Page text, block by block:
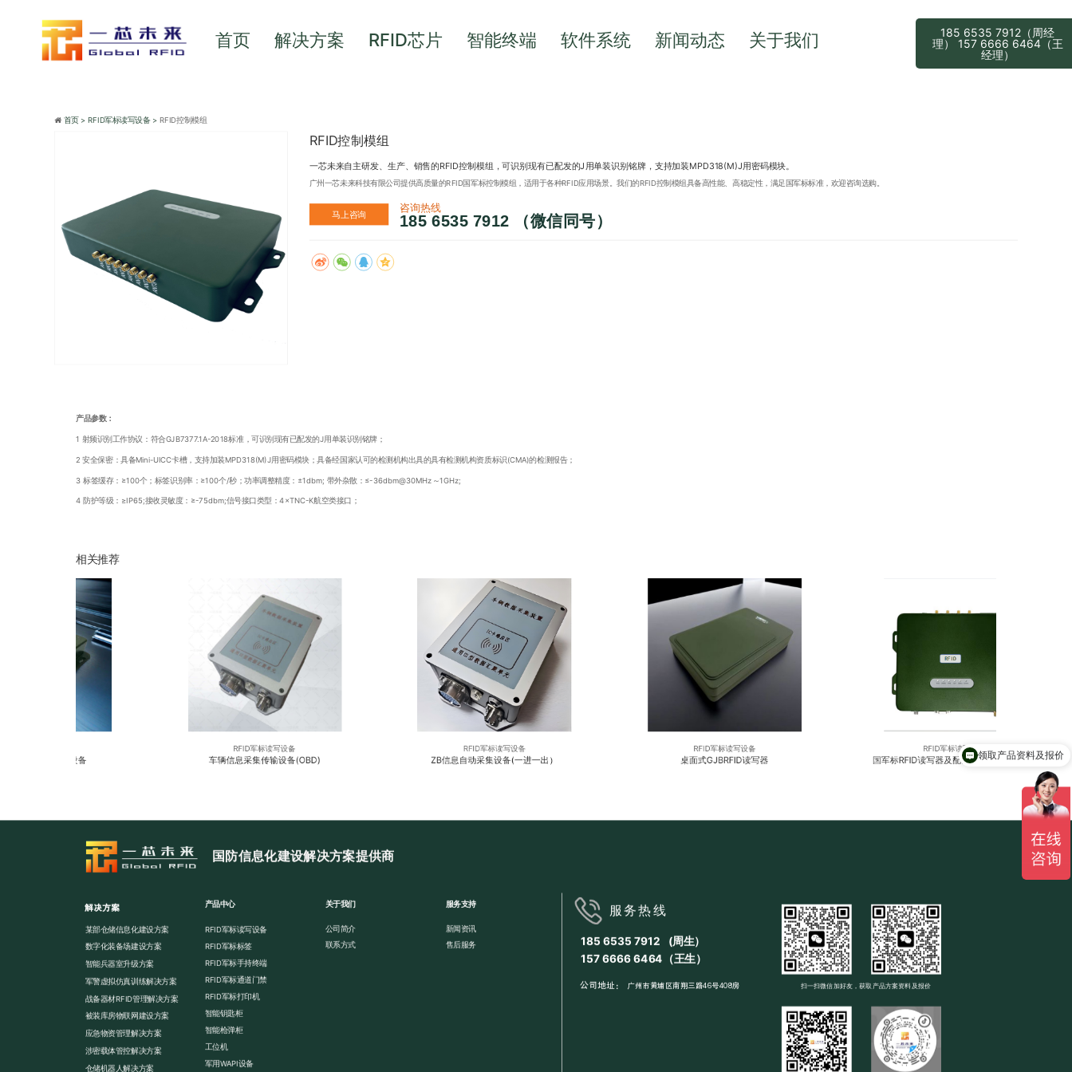
185 6535 7912（周经
理） 157 6666 6464（王
经理）
首页 解决方案 RFID芯片 智能终端 软件系统 新闻动态 关于我们
首页 >RFID军标读写设备 >RFID控制模组
RFID控制模组
一芯未来自主研发、生产、销售的RFID控制模组，可识别现有已配发的J用单装识别铭牌，支持加装MPD318(M)J用密码模块。
广州一芯未来科技有限公司提供高质量的RFID国军标控制模组，适用于各种RFID应用场景。我们的RFID控制模组具备高性能、高稳定性，满足国军标标准，欢迎咨询选购。
马上咨询
咨询热线
185 6535 7912 （微信同号）
产品参数：
1 射频识别工作协议：符合GJB7377.1A-2018标准，可识别现有已配发的J用单装识别铭牌；
2 安全保密：具备Mini-UICC卡槽，支持加装MPD318(M)J用密码模块；具备经国家认可的检测机构出具的具有检测机构资质标识(CMA)的检测报告；
3 标签缓存：≥100个；标签识别率：≥100个/秒；功率调整精度：±1dbm; 带外杂散：≤-36dbm@30MHz～1GHz;
4 防护等级：≥IP65;接收灵敏度：≥-75dbm;信号接口类型：4×TNC-K航空类接口；
相关推荐
识牌固定式识读设备
RFID军标读写设备
车辆信息采集传输设备(OBD)
RFID军标读写设备
ZB信息自动采集设备(一进一出）
RFID军标读写设备
桌面式GJBRFID读写器
RFID军标读写设备
国军标RFID读写器及配套天线YX-N04GJB
国防信息化建设解决方案提供商
解决方案
某部仓储信息化建设方案
数字化装备场建设方案
智能兵器室升级方案
军警虚拟仿真训练解决方案
战备器材RFID管理解决方案
被装库房物联网建设方案
应急物资管理解决方案
涉密载体管控解决方案
仓储机器人解决方案
产品中心
RFID军标读写设备
RFID军标标签
RFID军标手持终端
RFID军标通道门禁
RFID军标打印机
智能钥匙柜
智能枪弹柜
工位机
军用WAPI设备
关于我们
公司简介
联系方式
服务支持
新闻资讯
售后服务
服务热线
185 6535 7912 (周生）
157 6666 6464（王生）
公司地址： 广州市黄埔区南翔三路46号408房 扫一扫微信加好友，获取产品方案资料及报价
领取产品资料及报价